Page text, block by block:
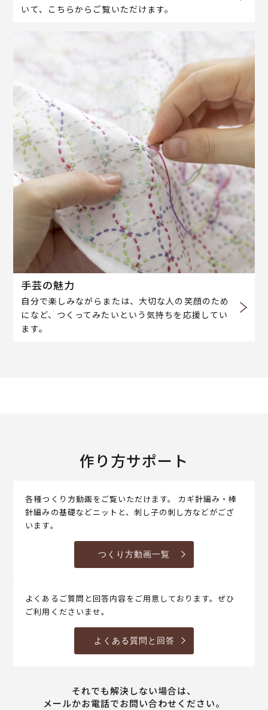
いて、こちらからご覧いただけます。
手芸の魅力
自分で楽しみながらまたは、大切な人の笑顔のため
になど、つくってみたいという気持ちを応援してい
ます。
作り方サポート
各種つくり方動画をご覧いただけます。 カギ針編み・棒
針編みの基礎などニットと、刺し子の刺し方などがござ
います。
つくり方動画一覧
よくあるご質問と回答内容をご用意しております。ぜひ
ご利用くださいませ。
よくある質問と回答
それでも解決しない場合は、
メールかお電話でお問い合わせください。